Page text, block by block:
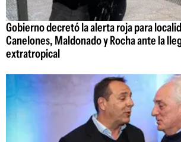
Gobierno decretó la alerta roja para
Canelones, Maldonado y Rocha ante la
extratropical